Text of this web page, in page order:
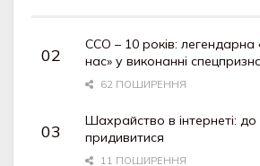
ССО – 10 років: легендарна
нас» у виконанні
62 ПОШИРЕННЯ
Шахрайство в інтернеті: до
придивитися
11 ПОШИРЕННЯ